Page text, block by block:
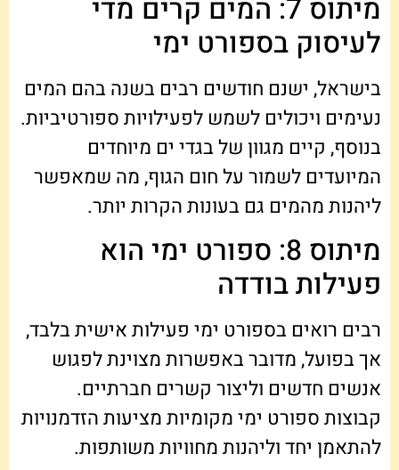
מיתוס 7: המים קרים מדי
לעיסוק בספורט ימי
בישראל, ישנם חודשים רבים בשנה בהם המים
נעימים ויכולים לשמש לפעילויות ספורטיביות.
בנוסף, קיים מגוון של בגדי ים מיוחדים
המיועדים לשמור על חום הגוף, מה שמאפשר
ליהנות מהמים גם בעונות הקרות יותר.
מיתוס 8: ספורט ימי הוא
פעילות בודדה
רבים רואים בספורט ימי פעילות אישית בלבד,
אך בפועל, מדובר באפשרות מצוינת לפגוש
אנשים חדשים וליצור קשרים חברתיים.
קבוצות ספורט ימי מקומיות מציעות הזדמנויות
להתאמן יחד וליהנות מחוויות משותפות.